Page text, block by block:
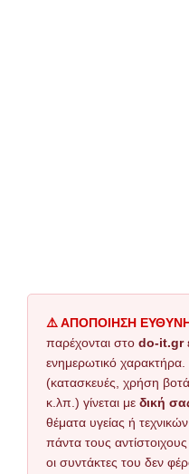
⚠️ ΑΠΟΠΟΙΗΣΗ
παρέχονται στο do-it.gr
ενημερωτικό
(κατασκευές, χρήση
κ.λπ.) γίνεται με δική
θέματα υγείας ή
πάντα τους
οι συντάκτες του δεν